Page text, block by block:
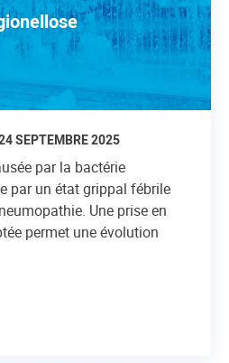
SEPTEMBRE 2025
par la bactérie
par un état grippal fébrile
Une prise en
permet une évolution